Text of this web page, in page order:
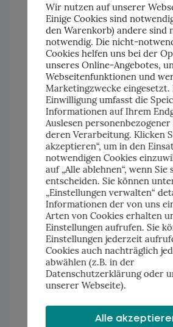
Weitere
Wir nutzen auf unserer
Einige Cookies sind
den Warenkorb) andere sind
notwendig. Die nicht-
Cookies helfen uns bei der
unseres Online-Angebotes,
Webseitenfunktionen und
Marketingzwecke eingesetzt.
Einwilligung umfasst die
Informationen auf Ihrem
Auslesen
deren Verarbeitung. Klicken
akzeptieren“, um in den
notwendigen Cookies
auf „Alle ablehnen“, wenn Sie
entscheiden. Sie können
„Einstellungen verwalten“
Informationen der von uns
Arten von Cookies erhalten
Einstellungen aufrufen. Sie
Einstellungen jederzeit
Cookies auch nachträglich
abwählen (z.B. in der
Datenschutzerklärung oder
unserer Webseite).
Alle